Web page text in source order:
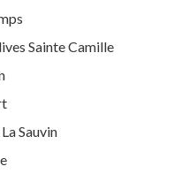
Sainte Camille
Sauvin